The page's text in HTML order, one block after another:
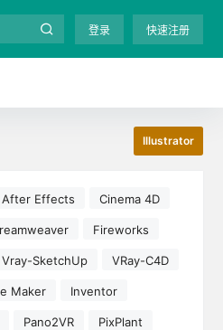
登录 快速注册
Illustrator
After Effects Cinema 4D
Fireworks
Vray-SketchUp VRay-C4D
Maker Inventor
Pano2VR PixPlant